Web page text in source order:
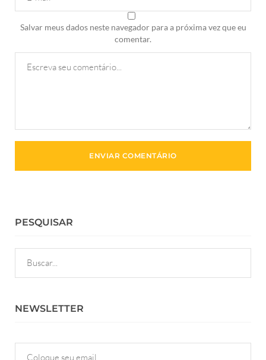
Salvar meus dados neste navegador para a próxima vez que eu
comentar.
PESQUISAR
NEWSLETTER